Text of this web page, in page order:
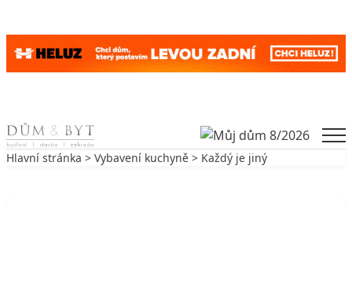
Skip to content
Hlavní stránka > Vybavení kuchyně > Každý je jiný